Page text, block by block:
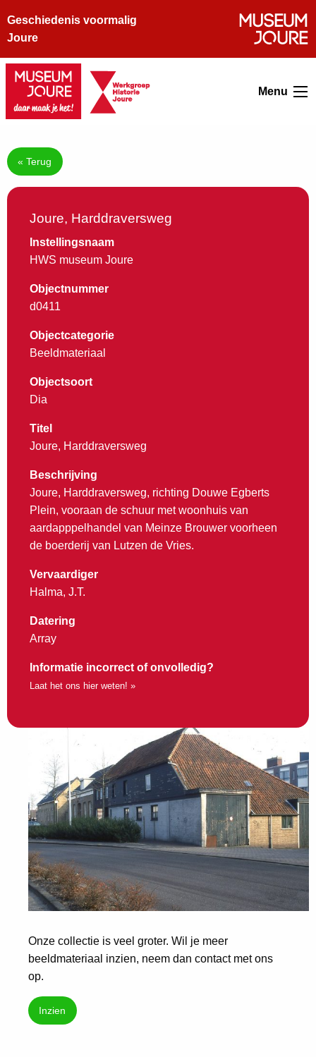
Geschiedenis voormalig
Joure
Menu
« Terug
Joure, Harddraversweg
Instellingsnaam
HWS museum Joure
Objectnummer
d0411
Objectcategorie
Beeldmateriaal
Objectsoort
Dia
Titel
Joure, Harddraversweg
Beschrijving
Joure, Harddraversweg, richting Douwe Egberts
Plein, vooraan de schuur met woonhuis van
aardapppelhandel van Meinze Brouwer voorheen
de boerderij van Lutzen de Vries.
Vervaardiger
Halma, J.T.
Datering
Array
Informatie incorrect of onvolledig?
Laat het ons hier weten! »
Onze collectie is veel groter. Wil je meer
beeldmateriaal inzien, neem dan contact met ons
op.
Inzien